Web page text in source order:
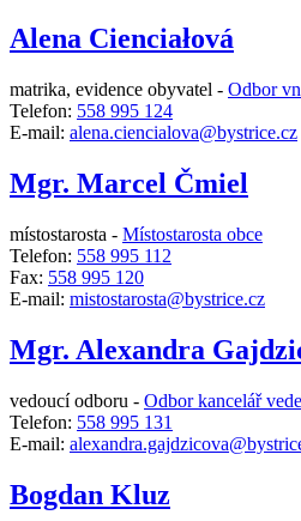
Alena Cienciałová
matrika, evidence obyvatel - Odbor
Telefon: 558 995 124
E-mail: alena.ciencialova@bystrice.cz
Mgr. Marcel Čmiel
místostarosta - Místostarosta obce
Telefon: 558 995 112
Fax: 558 995 120
E-mail: mistostarosta@bystrice.cz
Mgr. Alexandra
vedoucí odboru - Odbor kancelář
Telefon: 558 995 131
E-mail:
Bogdan Kluz